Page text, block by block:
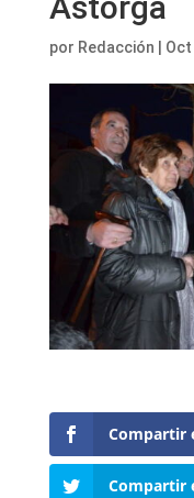
por Redacción Oct
Compartir
Compartir